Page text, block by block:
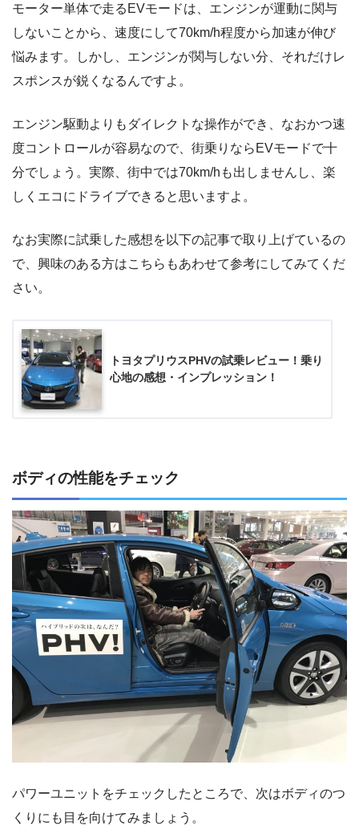
モーター単体で走るEVモードは、エンジンが運動に関与
しないことから、速度にして70km/h程度から加速が伸び
悩みます。しかし、エンジンが関与しない分、それだけレ
スポンスが鋭くなるんですよ。
エンジン駆動よりもダイレクトな操作ができ、なおかつ速
度コントロールが容易なので、街乗りならEVモードで十
分でしょう。実際、街中では70km/hも出しませんし、楽
しくエコにドライブできると思いますよ。
なお実際に試乗した感想を以下の記事で取り上げているの
で、興味のある方はこちらもあわせて参考にしてみてくだ
さい。
トヨタプリウスPHVの試乗レビュー！乗り
心地の感想・インプレッション！
ボディの性能をチェック
パワーユニットをチェックしたところで、次はボディのつ
くりにも目を向けてみましょう。